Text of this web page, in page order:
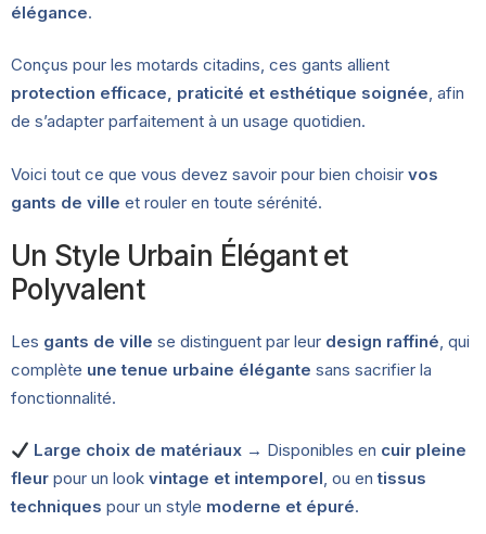
élégance.
Conçus pour les motards citadins, ces gants allient
protection efficace, praticité et esthétique soignée, afin
de s’adapter parfaitement à un usage quotidien.
Voici tout ce que vous devez savoir pour bien choisir vos
gants de ville et rouler en toute sérénité.
Un Style Urbain Élégant et
Polyvalent
Les gants de ville se distinguent par leur design raffiné , qui
complète une tenue urbaine élégante sans sacrifier la
fonctionnalité.
Large choix de matériaux → Disponibles en cuir pleine
fleur pour un look vintage et intemporel, ou entissus
techniques pour un style moderne et épuré.